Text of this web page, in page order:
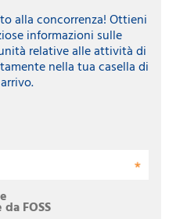
alla concorrenza! Ottieni
informazioni sulle
relative alle attività di
nella tua casella di
FOSS